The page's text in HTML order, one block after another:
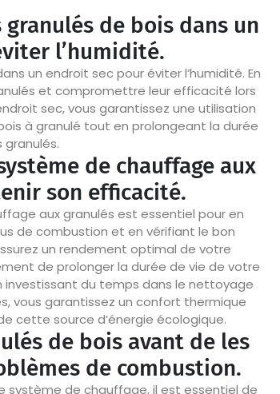
de bois dans un
l’humidité.
un endroit sec pour éviter l’humidité. En
et compromettre leur efficacité lors
sec, vous garantissez une utilisation
à granulé tout en prolongeant la durée
granulés.
de chauffage aux
son efficacité.
aux granulés est essentiel pour en
de combustion et en vérifiant le bon
un rendement optimal de votre
de prolonger la durée de vie de votre
investissant du temps dans le nettoyage
vous garantissez un confort thermique
cette source d’énergie écologique.
de bois avant de les
de combustion.
système de chauffage, il est essentiel de